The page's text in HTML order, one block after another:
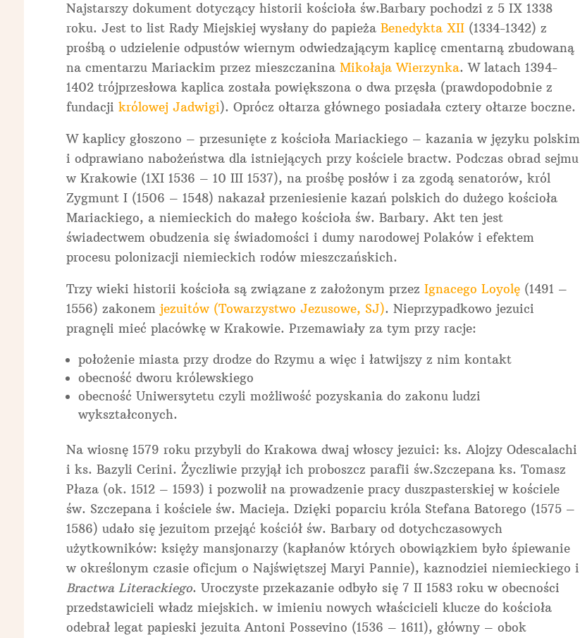
Najstarszy dokument dotyczący historii kościoła św.Barbary pochodzi z 5 IX 1338
roku. Jest to list Rady Miejskiej wysłany do papieża Benedykta XII(1334-1342) z
prośbą o udzielenie odpustów wiernym odwiedzającym kaplicę cmentarną zbudowaną
na cmentarzu Mariackim przez mieszczanina Mikołaja Wierzynka. W latach 1394-
1402 trójprzesłowa kaplica została powiększona o dwa przęsła (prawdopodobnie z
fundacji królowej Jadwigi). Oprócz ołtarza głównego posiadała cztery ołtarze boczne.
W kaplicy głoszono – przesunięte z kościoła Mariackiego – kazania w języku polskim
i odprawiano nabożeństwa dla istniejących przy kościele bractw. Podczas obrad sejmu
w Krakowie (1XI 1536 – 10 III 1537), na prośbę posłów i za zgodą senatorów, król
Zygmunt I (1506 – 1548) nakazał przeniesienie kazań polskich do dużego kościoła
Mariackiego, a niemieckich do małego kościoła św. Barbary. Akt ten jest
świadectwem obudzenia się świadomości i dumy narodowej Polaków i efektem
procesu polonizacji niemieckich rodów mieszczańskich.
Trzy wieki historii kościoła są związane z założonym przez Ignacego Loyolę(1491 –
1556) zakonem jezuitów (Towarzystwo Jezusowe, SJ). Nieprzypadkowo jezuici
pragnęli mieć placówkę w Krakowie. Przemawiały za tym przy racje:
położenie miasta przy drodze do Rzymu a więc i łatwijszy z nim kontakt
obecność dworu królewskiego
obecność Uniwersytetu czyli możliwość pozyskania do zakonu ludzi
wykształconych.
Na wiosnę 1579 roku przybyli do Krakowa dwaj włoscy jezuici: ks. Alojzy Odescalachi
i ks. Bazyli Cerini. Życzliwie przyjął ich proboszcz parafii św.Szczepana ks. Tomasz
Płaza (ok. 1512 – 1593) i pozwolił na prowadzenie pracy duszpasterskiej w kościele
św. Szczepana i kościele św. Macieja. Dzięki poparciu króla Stefana Batorego (1575 –
1586) udało się jezuitom przejąć kościół św. Barbary od dotychczasowych
użytkowników: księży mansjonarzy (kapłanów których obowiązkiem było śpiewanie
w określonym czasie oficjum o Najświętszej Maryi Pannie), kaznodziei niemieckiego i
Bractwa Literackiego. Uroczyste przekazanie odbyło się 7 II 1583 roku w obecności
przedstawicieli władz miejskich. w imieniu nowych właścicieli klucze do kościoła
odebrał legat papieski jezuita Antoni Possevino (1536 – 1611), główny – obok